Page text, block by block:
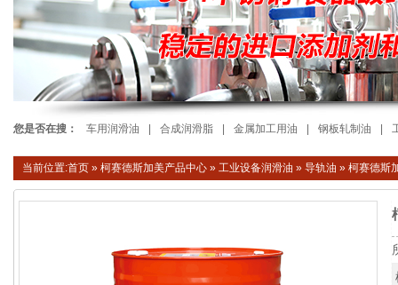
您是否在搜： 车用润滑油 合成润滑脂 金属加工用油 钢板轧制油
当前位置:首页 » 柯赛德斯加美产品中心 » 工业设备润滑油 » 导轨油 » 柯赛德斯